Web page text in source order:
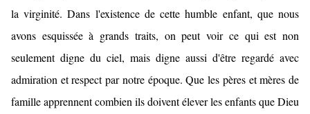
la virginité. Dans l'existence de cette humble enfant, que nous
avons esquissée à grands traits, on peut voir ce qui est non
seulement digne du ciel, mais digne aussi d'être regardé avec
admiration et respect par notre époque. Que les pères et mères de
famille apprennent combien ils doivent élever les enfants que Dieu